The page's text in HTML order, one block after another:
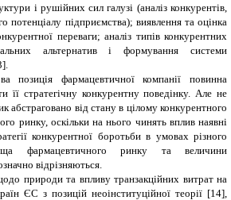
і рушійних сил галузі (аналіз конкурентів,
потенціалу підприємства); виявлення та оцінка
переваги; аналіз типів конкурентних
альтернатив і формування системи
].
позиція фармацевтичної компанії повинна
її стратегічну конкурентну поведінку. Але не
абстраговано від стану в цілому конкурентного
ринку, оскільки на нього чинять вплив наявні
конкурентної боротьби в умовах різного
фармацевтичного ринку та величини
відрізняються.
природи та впливу транзакційних витрат на
ЄС з позицій неоінституційної теорії [14],